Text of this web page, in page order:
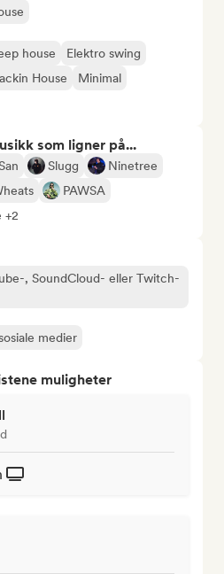
house
Elektro swing
House
Minimal
som ligner på...
Slugg
Ninetree
PAWSA
+2
, SoundCloud- eller Twitch-
medier
muligheter